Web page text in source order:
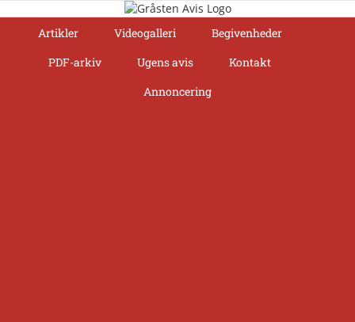
to
contentArtikler Videogalleri
Begivenheder
PDF-arkiv
Ugens avis
Kontakt
Annoncering